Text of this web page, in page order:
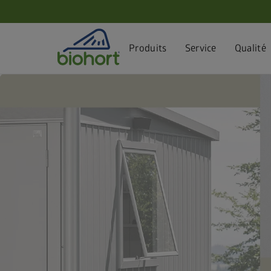
Produits Service Qualité